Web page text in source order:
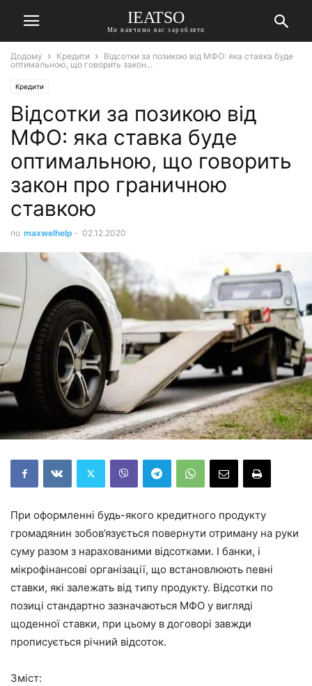
IEATSO
Ми навчимо вас заробляти
Додому Кредити
Відсотки за позикою від МФО: яка ставка буде
оптимальною, що говорить закон...
Кредити
Відсотки за позикою від
МФО: яка ставка буде
оптимальною, що говорить
закон про граничною
ставкою
по maxwelhelp - 02.12.2020
При оформленні будь-якого кредитного продукту
громадянин зобов’язується повернути отриману на руки
суму разом з нарахованими відсотками. І банки, і
мікрофінансові організації, що встановлюють певні
ставки, які залежать від типу продукту. Відсотки по
позиці стандартно зазначаються МФО у вигляді
щоденної ставки, при цьому в договорі завжди
прописується річний відсоток.
Зміст: